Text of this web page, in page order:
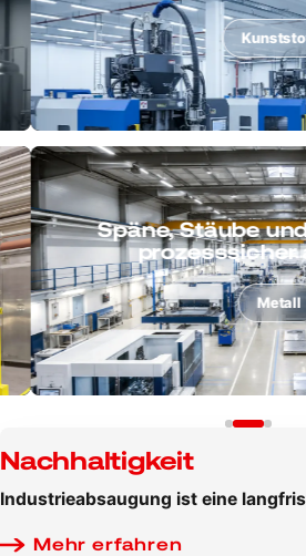
Kunststoff
Späne, Stäube und
prozesssicher
Metall
Nachhaltigkeit
Industrieabsaugung ist eine
Mehr erfahren